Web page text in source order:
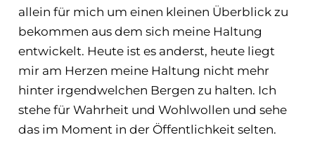
allein für mich um einen kleinen Überblick zu
bekommen aus dem sich meine Haltung
entwickelt. Heute ist es anderst, heute liegt
mir am Herzen meine Haltung nicht mehr
hinter irgendwelchen Bergen zu halten. Ich
stehe für Wahrheit und Wohlwollen und sehe
das im Moment in der Öffentlichkeit selten.